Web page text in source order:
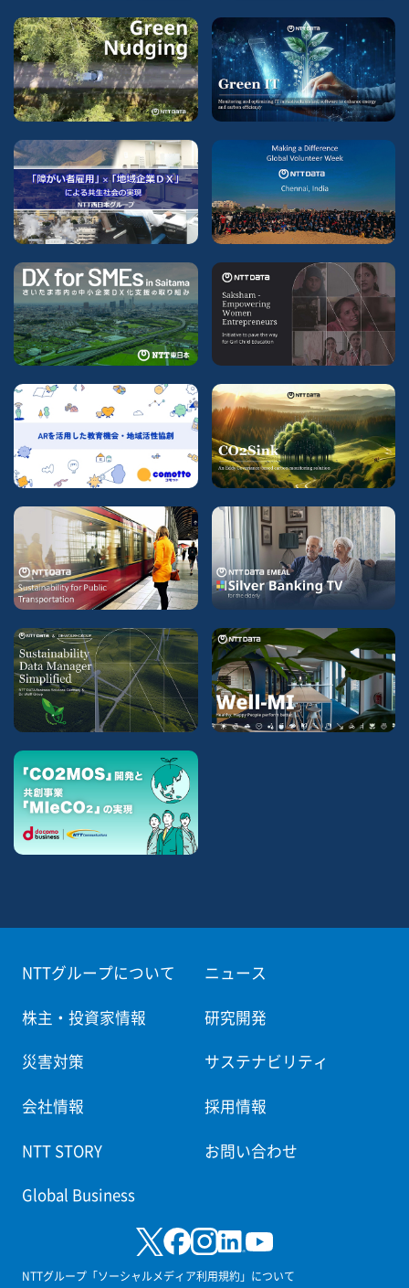
NTTグループについて ニュース
株主・投資家情報 研究開発
災害対策 サステナビリティ
会社情報 採用情報
NTT STORY お問い合わせ
Global Business
NTTグループ「ソーシャルメディア利用規約」について